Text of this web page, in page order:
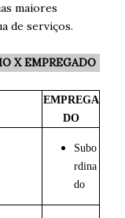
maiores
de serviços.
X EMPREGADO
EMPREGA
DO
Subo
rdina
do